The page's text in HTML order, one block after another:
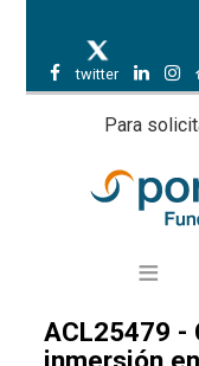
twitter
Para
ACL25479 -
inmersión